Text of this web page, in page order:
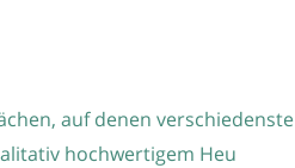
auf denen verschiedenste
hochwertigem Heu